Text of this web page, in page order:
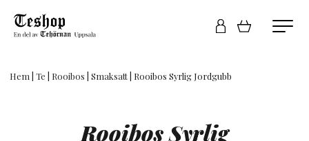
Hem Te Rooibos Smaksatt | Rooibos Syrlig Jordgubb
Rooibos Syrlig